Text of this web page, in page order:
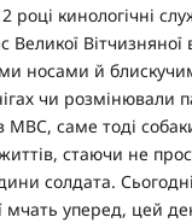
році кинологічні
Великої Вітчизняної
носами й
чи розмінювали
МВС, саме тоді
стаючи не
солдата.
мчать уперед, цей